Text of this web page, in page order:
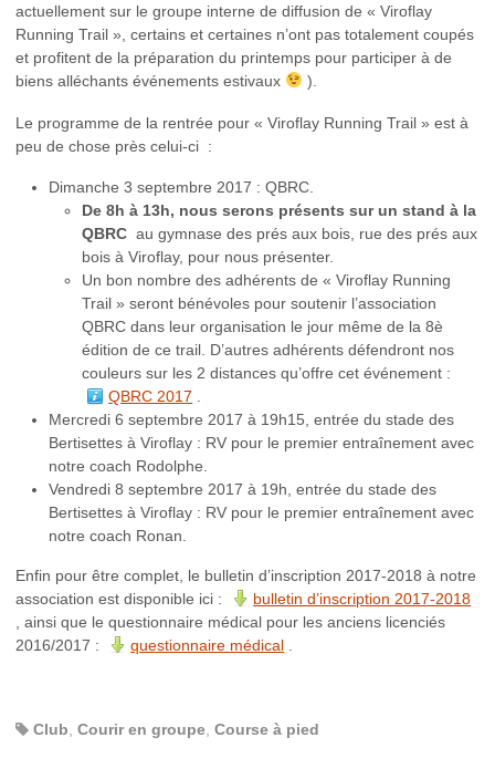
actuellement sur le groupe interne de diffusion de « Viroflay
Running Trail », certains et certaines n’ont pas totalement coupés
et profitent de la préparation du printemps pour participer à de
biens alléchants événements estivaux
).
Le programme de la rentrée pour « Viroflay Running Trail » est à
peu de chose près celui-ci :
Dimanche 3 septembre 2017 : QBRC.
De 8h à 13h, nous serons présents sur un stand à la
QBRC au gymnase des prés aux bois, rue des prés aux
bois à Viroflay, pour nous présenter.
Un bon nombre des adhérents de « Viroflay Running
Trail » seront bénévoles pour soutenir l’association
QBRC dans leur organisation le jour même de la 8è
édition de ce trail. D’autres adhérents défendront nos
couleurs sur les 2 distances qu’offre cet événement :
QBRC 2017 .
Mercredi 6 septembre 2017 à 19h15, entrée du stade des
Bertisettes à Viroflay : RV pour le premier entraînement avec
notre coach Rodolphe.
Vendredi 8 septembre 2017 à 19h, entrée du stade des
Bertisettes à Viroflay : RV pour le premier entraînement avec
notre coach Ronan.
Enfin pour être complet, le bulletin d’inscription 2017-2018 à notre
association est disponible ici :
bulletin d’inscription 2017-2018
, ainsi que le questionnaire médical pour les anciens licenciés
2016/2017 :
questionnaire médical .
Club Courir en groupe Course à pied